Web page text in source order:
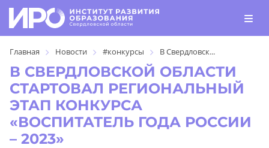
Главная Новости #конкурсы В Свердловск...
В СВЕРДЛОВСКОЙ ОБЛАСТИ
СТАРТОВАЛ РЕГИОНАЛЬНЫЙ
ЭТАП КОНКУРСА
«ВОСПИТАТЕЛЬ ГОДА РОССИИ
– 2023»